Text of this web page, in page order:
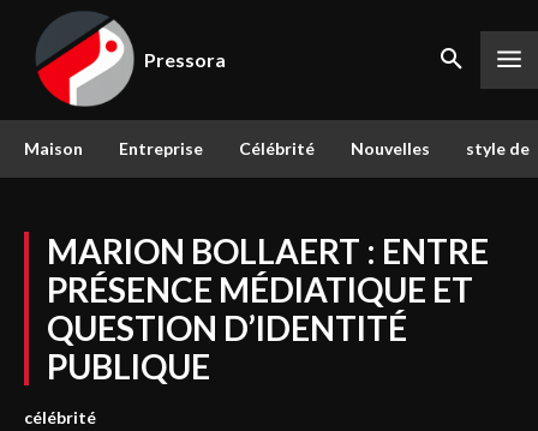
Pressora
Maison Entreprise Célébrité Nouvelles style de
MARION BOLLAERT : ENTRE
PRÉSENCE MÉDIATIQUE ET
QUESTION D’IDENTITÉ
PUBLIQUE
célébrité